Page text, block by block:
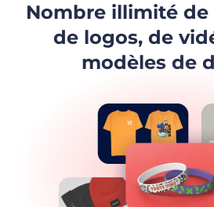
Nombre illimité
de logos, de
modèles de